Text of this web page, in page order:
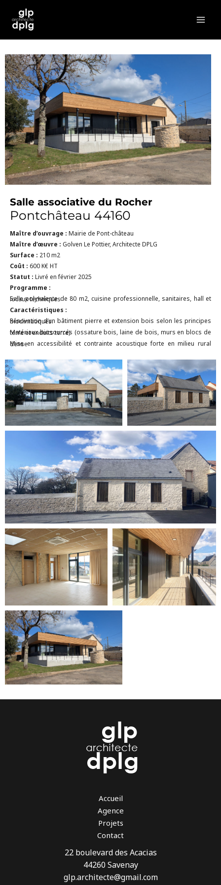
contenu
Salle associative du Rocher
Pontchâteau 44160
Maître d’ouvrage : Mairie de Pont-château
Maître d’œuvre : Golven Le Pottier, Architecte DPLG
Surface : 210 m2
Coût : 600 K€ HT
Statut : Livré en février 2025
Programme :
Salle polyvalente de 80 m2, cuisine professionnelle, sanitaires, hall et locaux techniques
Caractéristiques :
Rénovation d’un bâtiment pierre et extension bois selon les principes bioclimatiques.
Matériaux biosourcés (ossature bois, laine de bois, murs en blocs de terre et enduits terre)
Mise en accessibilité et contrainte acoustique forte en milieu rural dense
Accueil
Agence
Projets
Contact
22 boulevard des Acacias
44260 Savenay
glp.architecte@gmail.com